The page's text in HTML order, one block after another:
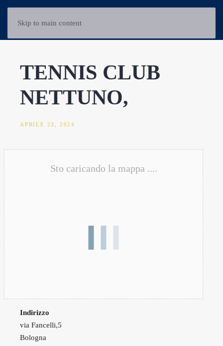
Skip to main content
TENNIS CLUB
NETTUNO,
APRILE 23, 2024
Sto caricando la mappa ....
Indirizzo
via Fancelli,5
Bologna